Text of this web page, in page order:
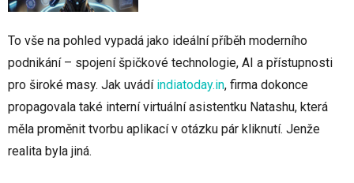
To vše na pohled vypadá jako ideální příběh moderního
podnikání – spojení špičkové technologie, AI a přístupnosti
pro široké masy. Jak uvádí indiatoday.in, firma dokonce
propagovala také interní virtuální asistentku Natashu, která
měla proměnit tvorbu aplikací v otázku pár kliknutí. Jenže
realita byla jiná.